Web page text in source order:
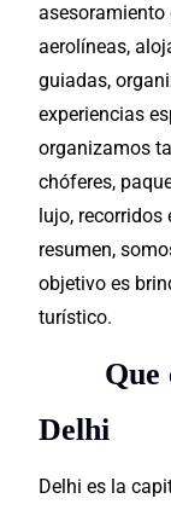
asesoramiento
aerolíneas,
guiadas,
experiencias
organizamos
chóferes,
lujo, recorridos
resumen,
objetivo es
turístico.
Delhi
Delhi es la